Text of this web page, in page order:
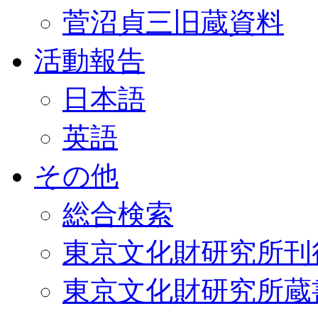
菅沼貞三旧蔵資料
活動報告
日本語
英語
その他
総合検索
東京文化財研究所
東京文化財研究所